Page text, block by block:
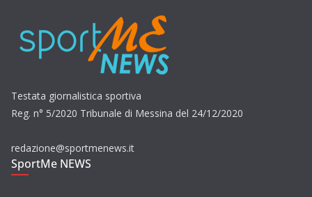
Testata giornalistica sportiva
Reg. n° 5/2020 Tribunale di Messina del 24/12/2020
redazione@sportmenews.it
SportMe NEWS